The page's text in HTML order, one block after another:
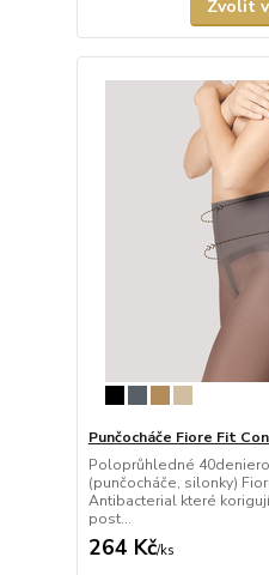
Zvolit
Punčocháče Fiore Fit
Poloprůhledné
(punčocháče, silonky)
Antibacterial které
post...
264 Kč/ks